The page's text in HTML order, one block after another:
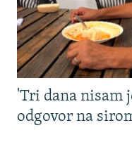
'Tri dana nisam
odgovor na